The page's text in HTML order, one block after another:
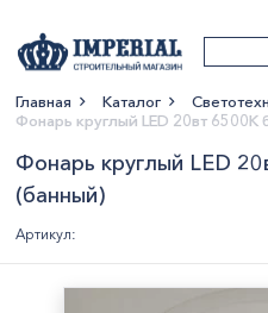
Главная Каталог
Фонарь круглый LED 20вт 6500К
Фонарь круглый LED
(банный)
Артикул: